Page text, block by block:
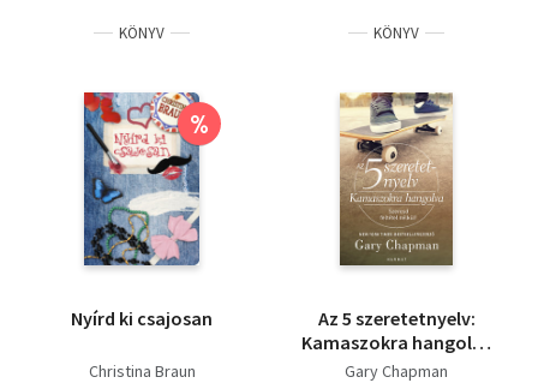
KÖNYV
%
Nyírd ki csajosan
Christina Braun
KÖNYV
Az 5 szeretetnyelv:
Kamaszokra hangolva
- Szeresd feltétel
Gary Chapman